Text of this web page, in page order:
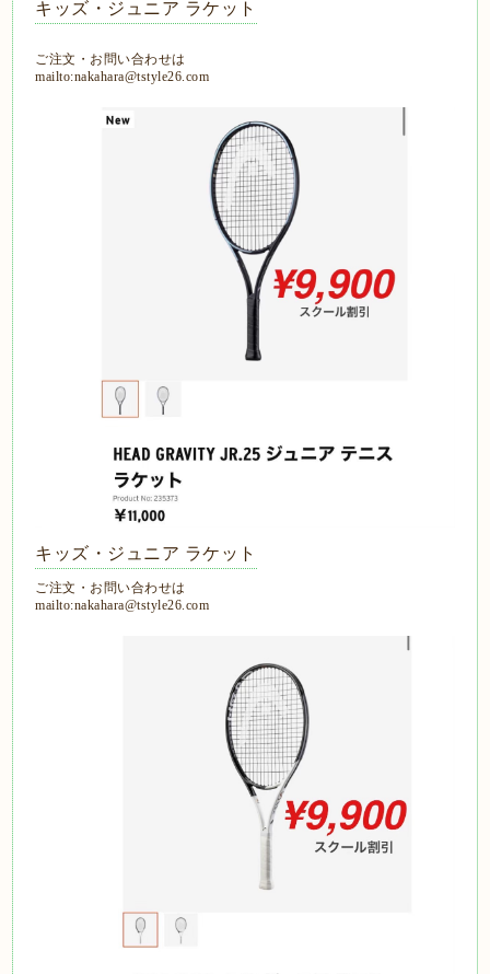
キッズ・ジュニア ラケット
ご注文・お問い合わせは
mailto:nakahara@tstyle26.com
キッズ・ジュニア ラケット
ご注文・お問い合わせは
mailto:nakahara@tstyle26.com